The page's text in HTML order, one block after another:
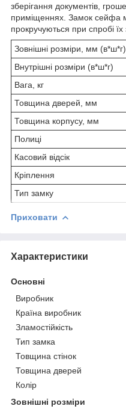
зберігання документів,
приміщеннях. Замок сейфа
прокручуються при спробі їх
Зовнішні розміри, мм (в*ш*г)
Внутрішні розміри (в*ш*г)
Вага, кг
Товщина дверей, мм
Товщина корпусу, мм
Полиці
Касовий відсік
Кріплення
Тип замку
Приховати
Характеристики
Основні
Виробник
Країна виробник
Зламостійкість
Тип замка
Товщина стінок
Товщина дверей
Колір
Зовнішні розміри